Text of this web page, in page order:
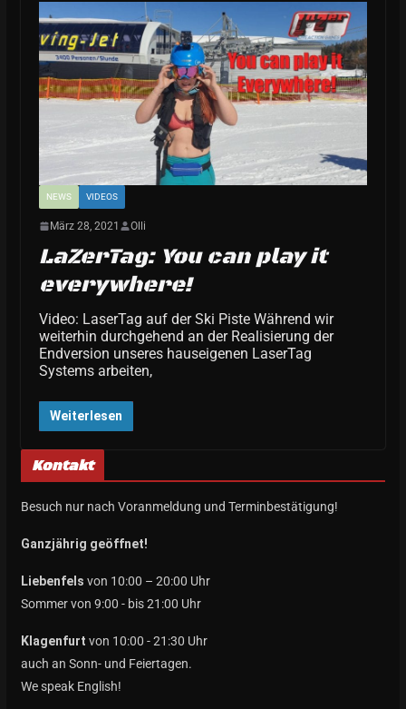
NEWS VIDEOS
März 28, 2021 Olli
LaZerTag: You can play it
everywhere!
Video: LaserTag auf der Ski Piste Während wir
weiterhin durchgehend an der Realisierung der
Endversion unseres hauseigenen LaserTag
Systems arbeiten,
Weiterlesen
Kontakt
Besuch nur nach Voranmeldung und Terminbestätigung!
Ganzjährig geöffnet!
Liebenfels von 10:00 – 20:00 Uhr
Sommer von 9:00 - bis 21:00 Uhr
Klagenfurt von 10:00 - 21:30 Uhr
auch an Sonn- und Feiertagen.
We speak English!